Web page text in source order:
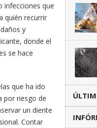
infecciones que
quién recurrir
y
donde el
se hace
que ha ido
por riesgo de
un diente
Contar